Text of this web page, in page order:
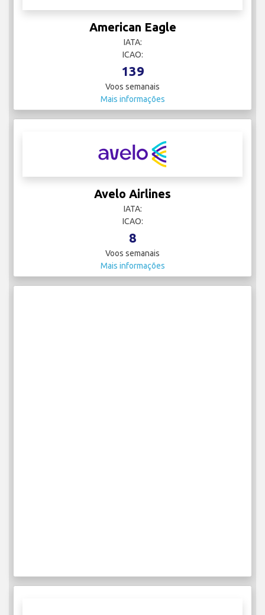
American Eagle
IATA:
ICAO:
139
Voos semanais
Mais informações
Avelo Airlines
IATA:
ICAO:
8
Voos semanais
Mais informações